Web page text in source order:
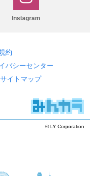
Instagram
約
バシーセンター
サイトマップ
© LY Corporation